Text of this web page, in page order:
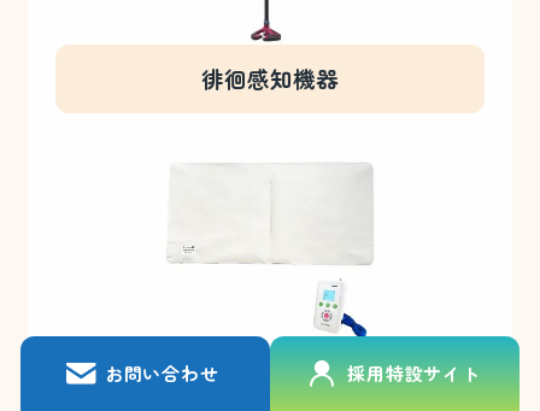
徘徊感知機器
移動用リフト
お問い合わせ 採用特設サイト